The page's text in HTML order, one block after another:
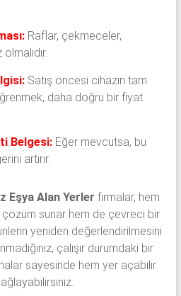
Raflar, çekmeceler,
Satış öncesi cihazın tam
daha doğru bir fiyat
Belgesi:Eğer mevcutsa, bu
artırır.
Eşya Alan Yerler firmalar, hem
sunar hem de çevreci bir
yeniden değerlendirilmesini
çalışır durumdaki bir
sayesinde hem yer açabilir